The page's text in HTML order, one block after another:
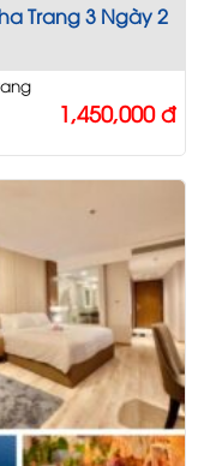
Trang 3 Ngày 2
1,450,000đ